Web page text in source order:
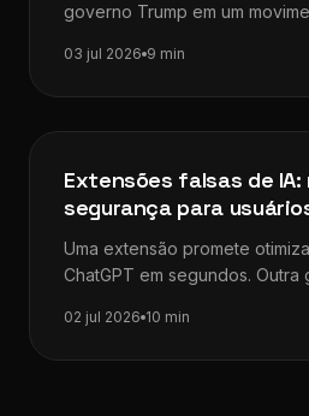
governo Trump em um
03 jul 2026 9 min
Dicas de SEO
Extensões falsas de IA:
segurança para
Uma extensão promete
ChatGPT em segundos. Outra
02 jul 2026 10 min